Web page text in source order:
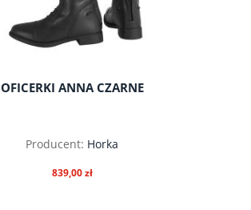
OFICERKI ANNA CZARNE
Producent: Horka
839,00 zł